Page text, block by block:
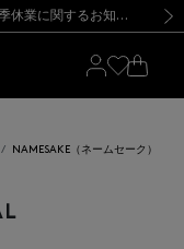
新規登録のお客様も対象！＜MY BARNEYS＞会員のお客様は11,000円（税込）以上のお買上げで常時送料無料！お買い物の際は会員登録を！
せ】(2026.8.7) 【オンラインストア カスタマーセンター夏季休業に関するお知らせ】（2026.8.7）
【夏季休業に伴う返品・交換承り一時停止のお知らせ】（2026.8.5）
のお届けについて
・ご注意事項 新規登録のお客様も対象！＜MY BARNEYS＞会員のお客様は11,000円（税込）以上のお買上げで常時送料無料！お買い物の際は会員登録を！
せ】(2026.8.7)
NAMESAKE（ネームセーク）